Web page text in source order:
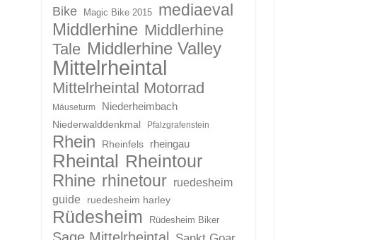
Bike
Magic Bike 2015 mediaeval
Middlerhine Middlerhine
Tale Middlerhine Valley
Mittelrheintal
Mittelrheintal Motorrad
Mäuseturm
Niederheimbach
Niederwalddenkmal
Pfalzgrafenstein
Rhein Rheinfels rheingau
Rheintal Rheintour
Rhine rhinetour ruedesheim
guide
ruedesheim harley
Rüdesheim Rüdesheim Biker